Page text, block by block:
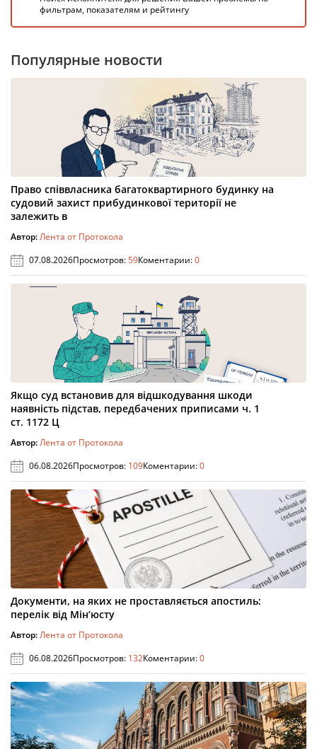
фильтрам, показателям и рейтингу
Популярные новости
Право співвласника багатоквартирного будинку на
судовий захист прибудинкової території не
залежить в
Автор:Лента от Протокола
07.08.2026Просмотров:59Коментарии:0
Якщо суд встановив для відшкодування шкоди
наявність підстав, передбачених приписами ч. 1
ст. 1172 Ц
Автор:Лента от Протокола
06.08.2026Просмотров: 109Коментарии:0
Документи, на яких не проставляється апостиль:
перелік від Мін’юсту
Автор:Лента от Протокола
06.08.2026Просмотров: 132Коментарии:0